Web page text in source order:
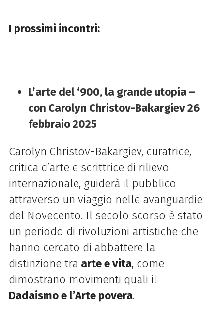
I prossimi incontri:
L’arte del ‘900, la grande utopia –
con Carolyn Christov-Bakargiev26
febbraio 2025
Carolyn Christov-Bakargiev, curatrice,
critica d’arte e scrittrice di rilievo
internazionale, guiderà il pubblico
attraverso un viaggio nelle avanguardie
del Novecento. Il secolo scorso è stato
un periodo di rivoluzioni artistiche che
hanno cercato di abbattere la
distinzione tra arte e vita, come
dimostrano movimenti quali il
Dadaismo e l’Arte povera.